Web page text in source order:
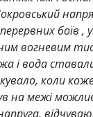
боїв
вогневим
і вода
коли
на межі